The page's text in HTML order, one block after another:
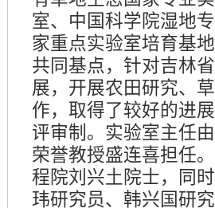
室、中国科学院湿地
家重点实验室培育基
共同基点，针对吉林
展，开展农田研究、
作，取得了较好的进
评审制。实验室主任
荣誉教授盛连喜担任
程院刘兴土院士，同
玮研究员、韩兴国研